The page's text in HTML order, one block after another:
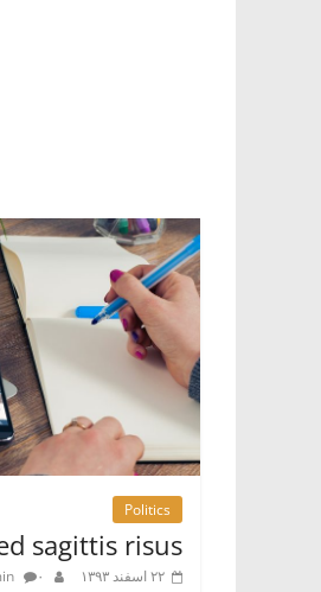
Politics
sagittis risus
۲۲ اسفند ۱۳۹۳ ۰ دیدگاه